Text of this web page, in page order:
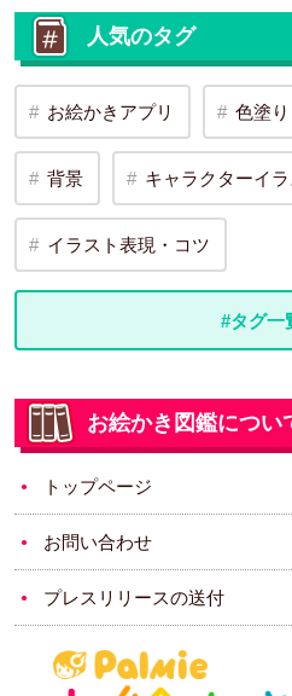
人気のタグ
お絵かきアプリ 色塗り
背景 キャラクターイラ
イラスト表現・コツ
#タグ一
お絵かき図鑑につい
トップページ
お問い合わせ
プレスリリースの送付